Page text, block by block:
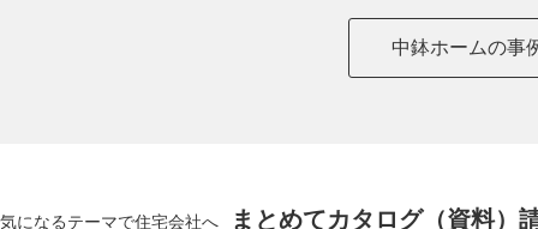
中鉢ホームの事
気になるテーマで住宅会社へ まとめてカタログ（資料）